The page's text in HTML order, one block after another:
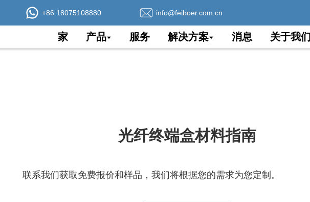
+86 18075108880 info@feiboer.com.cn
家 产品 服务 解决方案 消息 关于我们
光纤终端盒材料指南
联系我们获取免费报价和样品，我们将根据您的需求为您定制。